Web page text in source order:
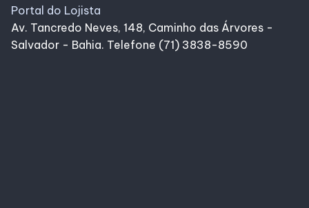
Portal do Lojista
Av. Tancredo Neves, 148, Caminho das Árvores -
Salvador - Bahia. Telefone (71) 3838-8590